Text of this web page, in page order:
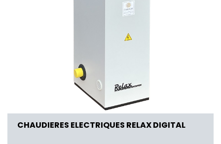
CHAUDIERES ELECTRIQUES RELAX DIGITAL